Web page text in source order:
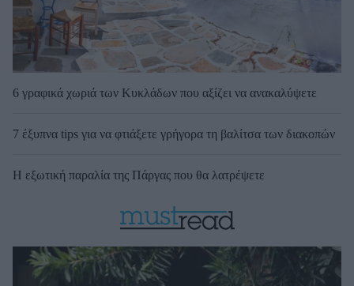
6 γραφικά χωριά των Κυκλάδων που αξίζει να ανακαλύψετε
7 έξυπνα tips για να φτιάξετε γρήγορα τη βαλίτσα των διακοπών
Η εξωτική παραλία της Πάργας που θα λατρέψετε